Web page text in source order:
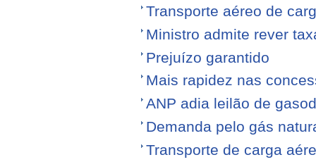
Transporte aéreo de
Ministro admite rever
Prejuízo garantido
Mais rapidez nas
ANP adia leilão de
Demanda pelo gás
Transporte de carga